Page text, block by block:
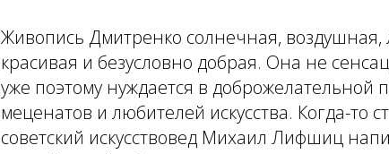
Живопись Дмитренко солнечная, воздушная,
красивая и безусловно добрая. Она не
уже поэтому нуждается в доброжелательной
меценатов и любителей искусства. Когда-то
советский искусствовед Михаил Лифшиц